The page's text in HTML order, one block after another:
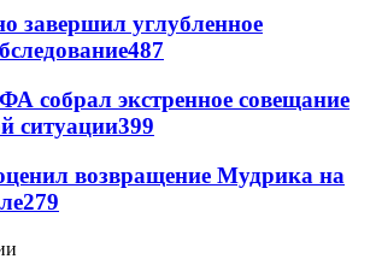
завершил углубленное
487
собрал экстренное совещание
ситуации399
возвращение Мудрика на
279